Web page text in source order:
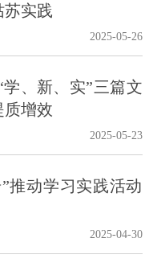
苏实践
2025-05-26
、新、实”三篇文
质增效
2025-05-23
推动学习实践活动
2025-04-30